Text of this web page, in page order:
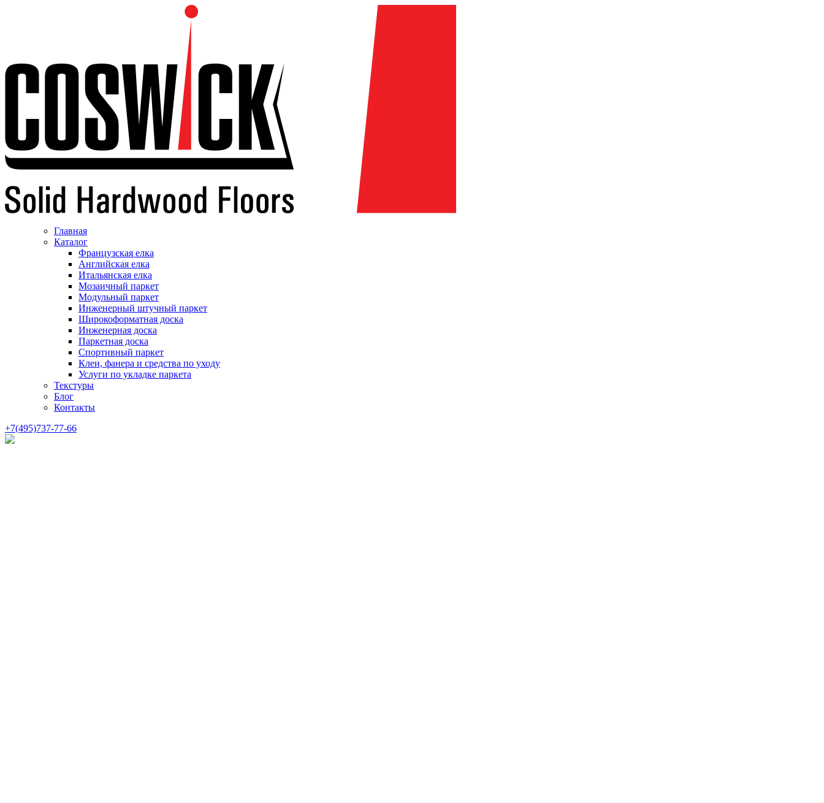
Главная
Каталог
Французская елка
Английская елка
Итальянская елка
Мозаичный паркет
Модульный паркет
Инженерный штучный паркет
Широкоформатная доска
Инженерная доска
Паркетная доска
Спортивный паркет
Клеи, фанера и средства по уходу
Услуги по укладке паркета
Текстуры
Блог
Контакты
+7(495)737-77-66